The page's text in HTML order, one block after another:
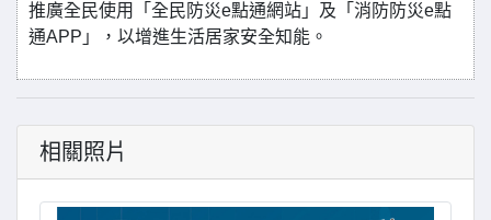
推廣全民使用「全民防災e點通網站」及「消防防災e點
通APP」，以增進生活居家安全知能。
相關照片